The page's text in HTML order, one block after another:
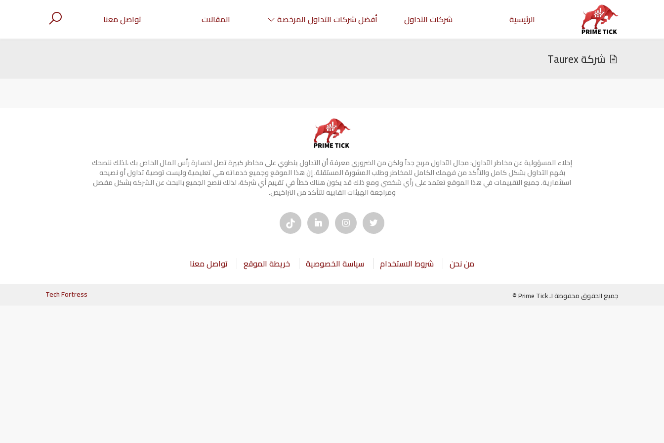
الرئيسية شركات التداول أفضل شركات التداول المرخصة المقالات تواصل معنا
شركة Taurex
إخلاء المسؤولية عن مخاطر التداول: مجال التداول مربح جدآ ولكن من الضروري معرفة أن التداول ينطوي على مخاطر كبيرة تصل لخسارة رأس المال الخاص بك ،لذلك ننصحك
بفهم التداول بشكل كامل والتأكد من فهمك الكامل للمخاطر وطلب المشورة المستقلة. إن هذا الموقع وجميع خدماته هي تعليمية وليست توصية تداول أو نصيحه
استثمارية. جميع التقييمات في هذا الموقع تعتمد على رأي شخصي ومع ذلك قد يكون هناك خطأ في تقييم أي شركة، لذلك ننصح الجميع بالبحث عن الشركه بشكل مفصل
ومراجعة الهيئات القابيه للتأكد من التراخيص.
من نحن شروط الاستخدام سياسة الخصوصية خريطة الموقع تواصل معنا
جميع الحقوق محفوظة لـ Prime Tick © Tech Fortress